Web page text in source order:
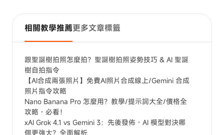
相關教學推薦更多文章標籤
跟聖誕樹拍照怎麼拍？聖誕樹拍照姿勢技巧 & AI 聖誕
樹自拍指令
【AI合成兩張照片】免費AI照片合成線上/Gemini 合成
照片指令攻略
Nano Banana Pro 怎麼用？教學/提示詞大全/價格全
攻略，必看！
xAI Grok 4.1 vs Gemini 3：先後發佈，AI 模型對決哪
個更強大？全面解析